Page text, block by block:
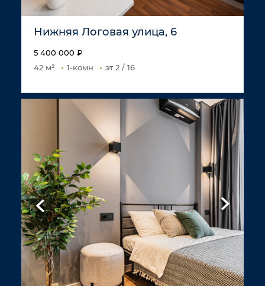
Нижняя Логовая улица, 6
5 400 000 ₽
42 м²
1-комн эт 2 / 16